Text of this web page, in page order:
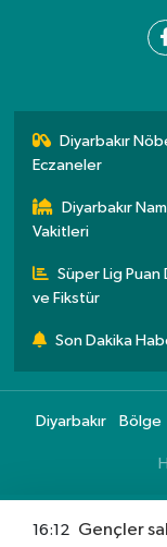
Diyarbakır
Eczaneler
Diyarbakır
Vakitleri
Süper Lig Puan
ve Fikstür
Son Dakika
Diyarbakır Bölge
16:12 Gençler